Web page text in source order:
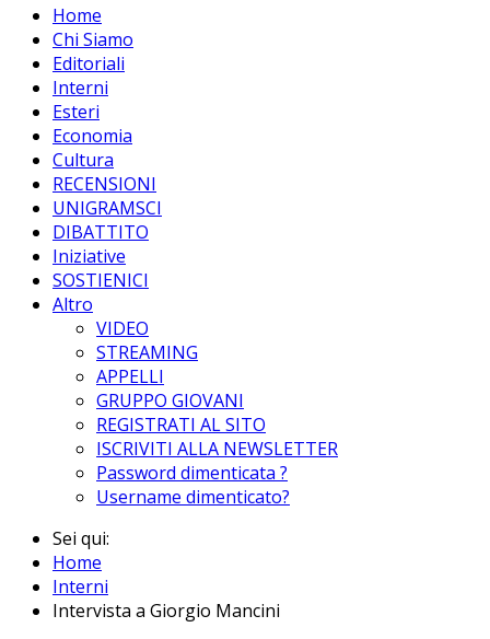
Home
Chi Siamo
Editoriali
Interni
Esteri
Economia
Cultura
RECENSIONI
UNIGRAMSCI
DIBATTITO
Iniziative
SOSTIENICI
Altro
VIDEO
STREAMING
APPELLI
GRUPPO GIOVANI
REGISTRATI AL SITO
ISCRIVITI ALLA NEWSLETTER
Password dimenticata ?
Username dimenticato?
Sei qui:
Home
Interni
Intervista a Giorgio Mancini